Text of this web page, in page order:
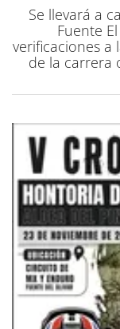
Se llevará a
Fuente
verificaciones a
de la carrera